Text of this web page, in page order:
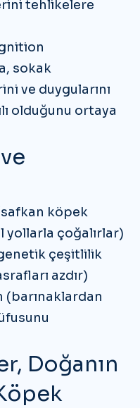
tehlikelere
sokak
ve duygularını
olduğunu ortaya
köpek
çoğalırlar)
çeşitlilik
azdır)
(barınaklardan
Doğanın